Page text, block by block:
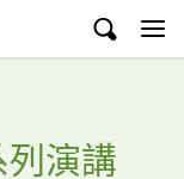
列演講